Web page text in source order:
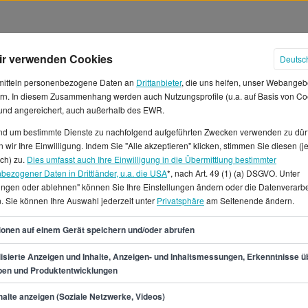
Gehälter in
von rund 52.800 €
von 18 € zu
Informationsmanagement
Die Untergrenze hingegen
Allerdings besteht das
denn einige
oder einen
min.45.800€
verwenden Cookies
personenbezogene Daten an Drittanbieter, die uns helfen, unser
In diesem Zusammenhang werden auch Nutzungsprofile (u.a. auf Basis von
angereichert, auch außerhalb des EWR.
um bestimmte Dienste zu nachfolgend aufgeführten Zwecken verwenden zu
wir Ihre Einwilligung. Indem Sie "Alle akzeptieren" klicken, stimmen Sie diesen
zu. Dies umfasst auch Ihre Einwilligung in die Übermittlung bestimmter
Daten in Drittländer, u.a. die USA*, nach Art. 49 (1) (a) DSGVO. Unter
oder ablehnen" können Sie Ihre Einstellungen ändern oder die
Sie können Ihre Auswahl jederzeit unter Privatsphäream Seitenende ändern.
auf einem Gerät speichern und/oder abrufen
Anzeigen und Inhalte, Anzeigen- und Inhaltsmessungen, Erkenntnisse
und Produktentwicklungen
anzeigen (Soziale Netzwerke, Videos)